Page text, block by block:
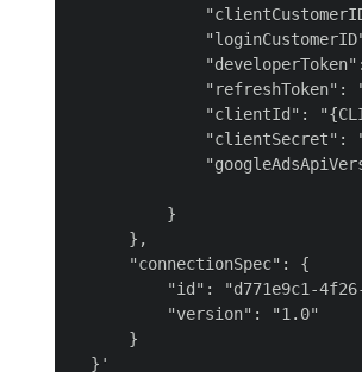
"refreshToken":
"clientId":
"clientSecret":
          }
      },
      "connectionSpec": {
"id": "d771e9c1-
          "version": "1.0"
      }